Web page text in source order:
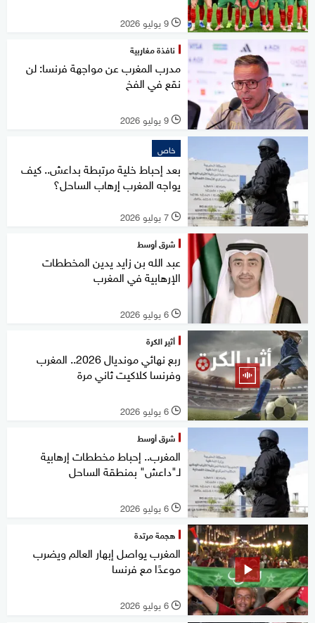
l 9 يوليو 2026
نافذة مغاربية
مدرب المغرب عن مواجهة فرنسا: لن
نقع في الفخ
l 9 يوليو 2026
خاص
بعد إحباط خلية مرتبطة بداعش.. كيف
يواجه المغرب إرهاب الساحل؟
l 7 يوليو 2026
شرق أوسط
عبد الله بن زايد يدين المخططات
الإرهابية في المغرب
l 6 يوليو 2026
أثير الكرة
ربع نهائي مونديال 2026.. المغرب
وفرنسا كلاكيت ثاني مرة
l 6 يوليو 2026
شرق أوسط
المغرب.. إحباط مخططات إرهابية
لـ"داعش" بمنطقة الساحل
l 6 يوليو 2026
هجمة مرتدة
المغرب يواصل إبهار العالم ويضرب
موعدًا مع فرنسا
l 6 يوليو 2026